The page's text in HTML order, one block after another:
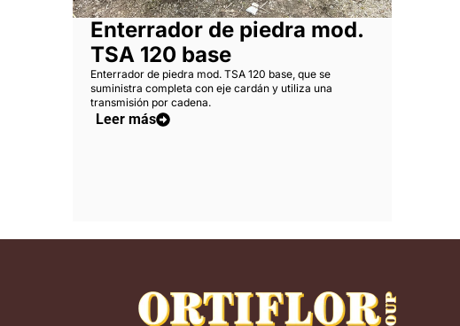
Enterrador de piedra mod.
TSA 120 base
Enterrador de piedra mod. TSA 120 base, que se
suministra completa con eje cardán y utiliza una
transmisión por cadena.
Leer más